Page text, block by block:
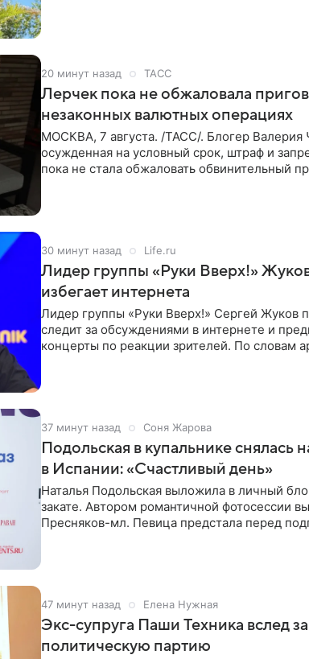
20 минут назад ТАСС
Лерчек пока не обжаловала
незаконных валютных операциях
МОСКВА, 7 августа. /ТАСС/. Блогер Валерия
осужденная на условный срок, штраф и
пока не стала обжаловать обвинительный
30 минут назад Life.ru
Лидер группы «Руки Вверх!»
избегает интернета
Лидер группы «Руки Вверх!» Сергей Жуков
следит за обсуждениями в интернете и
концерты по реакции зрителей. По словам
37 минут назад Соня Жарова
Подольская в купальнике снялась
в Испании: «Счастливый день»
Наталья Подольская выложила в личный
закате. Автором романтичной фотосессии
Пресняков-мл. Певица предстала перед
47 минут назад Елена Нужная
Экс-супруга Паши Техника вслед
политическую партию